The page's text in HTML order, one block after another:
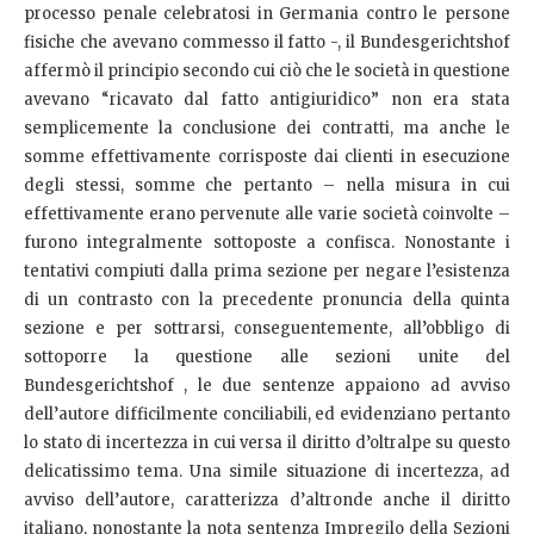
processo penale celebratosi in Germania contro le persone
fisiche che avevano commesso il fatto -, il Bundesgerichtshof
affermò il principio secondo cui ciò che le società in questione
avevano “ricavato dal fatto antigiuridico” non era stata
semplicemente la conclusione dei contratti, ma anche le
somme effettivamente corrisposte dai clienti in esecuzione
degli stessi, somme che pertanto – nella misura in cui
effettivamente erano pervenute alle varie società coinvolte –
furono integralmente sottoposte a confisca. Nonostante i
tentativi compiuti dalla prima sezione per negare l’esistenza
di un contrasto con la precedente pronuncia della quinta
sezione e per sottrarsi, conseguentemente, all’obbligo di
sottoporre la questione alle sezioni unite del
Bundesgerichtshof , le due sentenze appaiono ad avviso
dell’autore difficilmente conciliabili, ed evidenziano pertanto
lo stato di incertezza in cui versa il diritto d’oltralpe su questo
delicatissimo tema. Una simile situazione di incertezza, ad
avviso dell’autore, caratterizza d’altronde anche il diritto
italiano, nonostante la nota sentenza Impregilo della Sezioni